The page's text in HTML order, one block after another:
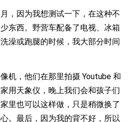
，因为我想测试一下，在这种不
东西。野营车配备了电视、冰箱
澡或跑腿的时候，我大部分时间
机，他们在那里拍摄 Youtube 和
用天象仪，晚上我们会和孩子们
里也可以这样做，只是稍微换了
。最后，因为我的背不好，所以